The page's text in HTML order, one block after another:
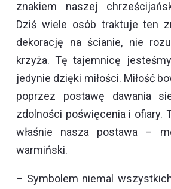
znakiem naszej
Dziś wiele osób traktuje ten
dekorację na ścianie, nie
krzyża. Tę tajemnicę
jedynie dzięki miłości. Miłość
poprzez postawę dawania
zdolności poświęcenia i ofiary.
właśnie nasza postawa –
warmiński.
– Symbolem niemal